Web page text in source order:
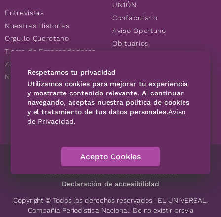
Entrevistas
Nuestras Historias
Orgullo Queretano
Tierra de Emprendedores
Zoociales
Nuevos Queretanos
UN1ÓN
Confabulario
Aviso Oportuno
Obituarios
Consultas
SÍGUENOS
Contáctanos Código de Ética
Declaración de accesibilidad
Copyright © Todos los derechos reservados | EL UNIVERSAL,
Compañía Periodística Nacional. De no existir previa
Respetamos tu privacidad
Utilizamos cookies para mejorar tu experiencia
y mostrarte contenido relevante. Al continuar
navegando, aceptas nuestra política de cookies
y el tratamiento de tus datos personales.Aviso
de Privacidad.
Acepto Cookies